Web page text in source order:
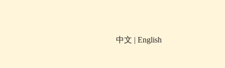
中文 | English